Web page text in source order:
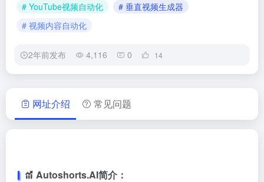
# YouTube视频自动化
# 垂直视频生成器
# 视频内容自动化
2年前发布 4,116 0 14
网址介绍 常见问题
Autoshorts.AI简介：